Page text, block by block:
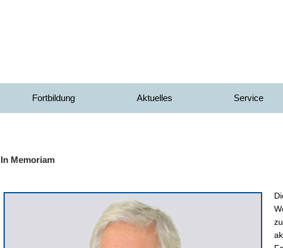
Fortbildung Aktuelles Service
In Memoriam